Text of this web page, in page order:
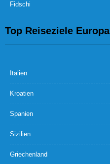
Fidschi
Top Reiseziele Europa
Italien
Kroatien
Spanien
Sizilien
Griechenland